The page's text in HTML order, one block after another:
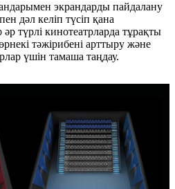
экрандарды пайдалану
дәл келіп түсіп қана
түрлі кинотеатрларда тұрақты
тәжірибені арттыру және
үшін тамаша таңдау.